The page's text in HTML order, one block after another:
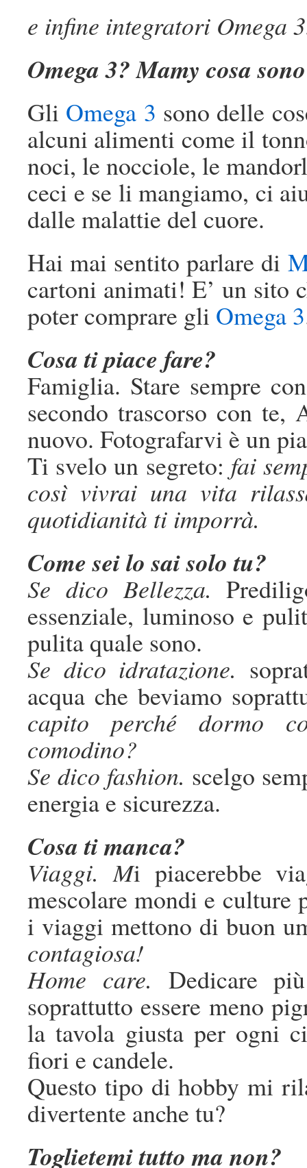
e infine integratori Omega
Omega 3? Mamy cosa
Gli Omega 3 sono delle
alcuni alimenti come il
noci, le nocciole, le
ceci e se li mangiamo, ci
dalle malattie del cuore.
Hai mai sentito parlare di
cartoni animati! E’ un sito
poter comprare gli Omega 3
Cosa ti piace fare?
Famiglia. Stare sempre
secondo trascorso con te,
nuovo. Fotografarvi è un
Ti svelo un segreto: fai
così vivrai una vita
quotidianità ti imporrà.
Come sei lo sai solo tu?
Se dico Bellezza.
essenziale, luminoso e
pulita quale sono.
Se dico idratazione.
acqua che beviamo
capito perché dormo
comodino?
Se dico fashion. scelgo
energia e sicurezza.
Cosa ti manca?
Viaggi. Mi piacerebbe
mescolare mondi e culture
i viaggi mettono di buon
contagiosa!
Home care. Dedicare
soprattutto essere meno
la tavola giusta per ogni
fiori e candele.
Questo tipo di hobby mi
divertente anche tu?
Toglietemi tutto ma non?